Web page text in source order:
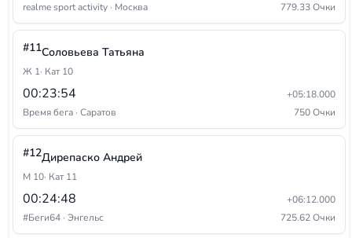
realme sport activity · Москва
779.33 Очки
#11Соловьева Татьяна
Ж 1· Кат 10
00:23:54
+05:18.000
Время бега · Саратов
750 Очки
#12Дирепаско Андрей
М 10· Кат 11
00:24:48
+06:12.000
#Беги64 · Энгельс
725.62 Очки